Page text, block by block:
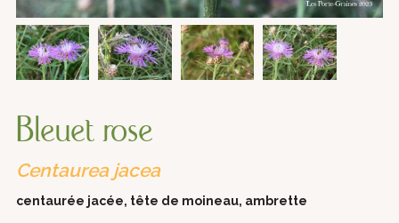
Bleuet rose
Centaurea jacea
centaurée jacée, tête de moineau, ambrette